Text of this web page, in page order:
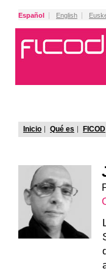
Español English
Inicio Qué es FICOD